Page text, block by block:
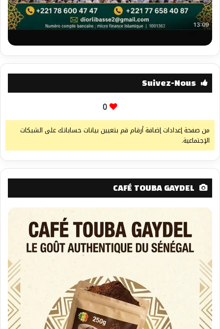
Suivez-Nous
0
من صفحة إعدادات إضافة أرقام قم بتعيين بيانات حساباتك على الشبكات
الإجتماعية.
CAFÉ TOUBA GAYDEL